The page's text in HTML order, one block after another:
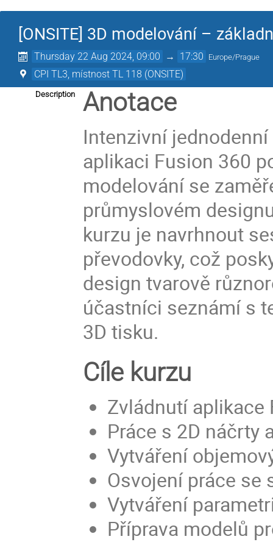
[ONSITE] 3D modelování –
Thursday 22 Aug 2024, 09:00 → 17:30 Europe/Prague
CPI TL3, místnost TL 118 (ONSITE)
Description Anotace
Intenzivní
aplikaci Fusion 360
modelování se
průmyslovém
kurzu je navrhnout
převodovky, což
design tvarově
účastníci seznámí s
3D tisku.
Cíle kurzu
Zvládnutí aplikace
Práce s 2D náčrty
Vytváření
Osvojení práce se
Vytváření
Příprava modelů